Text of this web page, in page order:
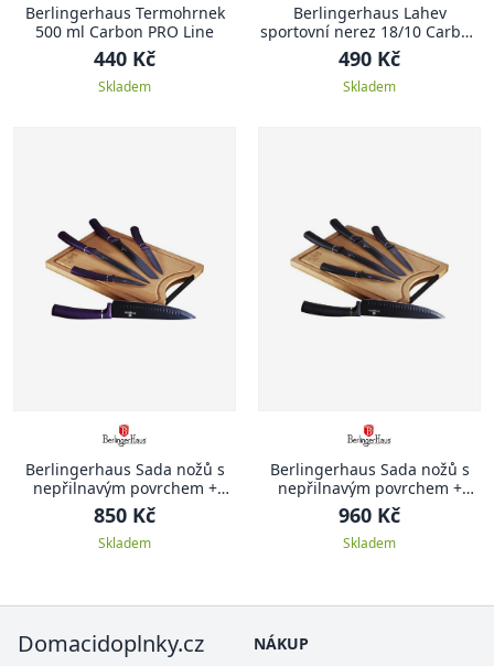
Berlingerhaus Termohrnek
500 ml Carbon PRO Line
440 Kč
Skladem
Berlingerhaus Lahev
sportovní nerez 18/10 Carbon
PRO Line 0,54 l
490 Kč
Skladem
Berlingerhaus Sada nožů s
nepřilnavým povrchem +
prkénko 6 ks Purple Metallic
Line
850 Kč
Skladem
Berlingerhaus Sada nožů s
nepřilnavým povrchem +
prkénko 6 ks Black Silver
Collection
960 Kč
Skladem
Domacidoplnky.cz
NÁKUP